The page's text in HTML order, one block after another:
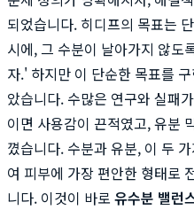
되었습니다. 히디프의 목표는
시에, 그 수분이 날아가지 않도
자.' 하지만 이 단순한 목표를
았습니다. 수많은 연구와 실패
이면 사용감이 끈적였고, 유분
꼈습니다. 수분과 유분, 이 두
여 피부에 가장 편안한 형태로
니다. 이것이 바로 유수분 밸런